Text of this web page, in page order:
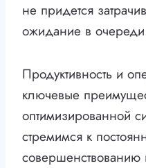
не придется
ожидание в
Продуктивность и
ключевые
оптимизированной
стремимся к
совершенствованию